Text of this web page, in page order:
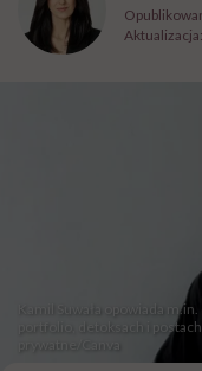
Aktualizacja:
Kamil Suwała opowiada
portfolio, detoksach i